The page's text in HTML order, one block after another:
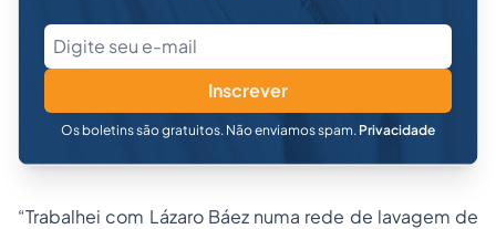
Inscrever
Os boletins são gratuitos. Não enviamos spam. Privacidade
“Trabalhei com Lázaro Báez numa rede de lavagem de